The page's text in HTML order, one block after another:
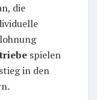
die
spielen
in den